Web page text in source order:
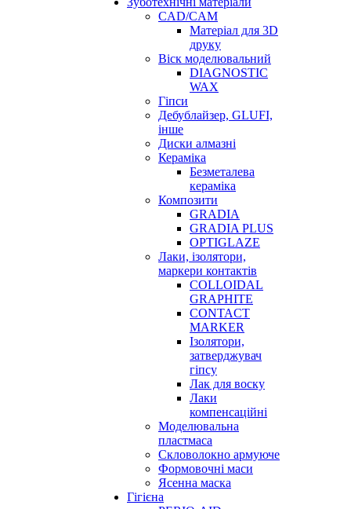
CAD/CAM
Матеріал для 3D
друку
Віск моделювальний
DIAGNOSTIC
WAX
Гіпси
Дебублайзер, GLUFI,
інше
Диски алмазні
Кераміка
Безметалева
кераміка
Композити
GRADIA
GRADIA PLUS
OPTIGLAZE
Лаки, ізолятори,
маркери контактів
COLLOIDAL
GRAPHITE
CONTACT
MARKER
Ізолятори,
затверджувач
гіпсу
Лак для воску
Лаки
компенсаційні
Моделювальна
пластмаса
Скловолокно армуюче
Формовочні маси
Ясенна маска
Гігієна